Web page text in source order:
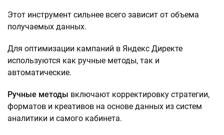
Этот инструмент сильнее всего зависит от объема
получаемых данных.
Для оптимизации кампаний в Яндекс Директе
используются как ручные методы, так и
автоматические.
Ручные методы включают корректировку стратегии,
форматов и креативов на основе данных из систем
аналитики и самого кабинета.